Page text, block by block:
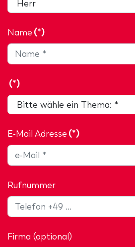
Name (*)
(*)
E-Mail Adresse (*)
Rufnummer
Firma (optional)